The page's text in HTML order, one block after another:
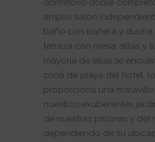
dormitorio doble
amplio salón
baño con bañera y
terraza con mesa, sillas y
mayoría de ellas se
zona de playa del hotel,
proporciona una
nuestros exuberantes
de nuestras piscinas y del
dependiendo de su